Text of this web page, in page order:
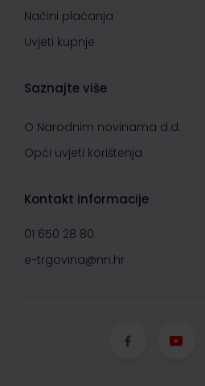
Načini plaćanja
Uvjeti kupnje
Saznajte više
O Narodnim novinama d.d.
Opći uvjeti korištenja
Kontakt informacije
01 650 28 80
e-trgovina@nn.hr